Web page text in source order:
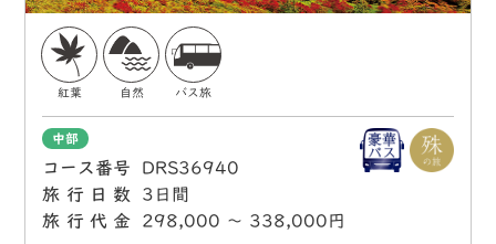
紅葉 自然 バス旅
中部
コース番号
DRS36940
旅行日数
3日間
旅行代金
298,000 〜 338,000円